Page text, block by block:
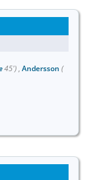
45') , Andersson (